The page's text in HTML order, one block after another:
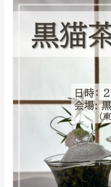
2/14(土)、
2/15(日)
を
す。